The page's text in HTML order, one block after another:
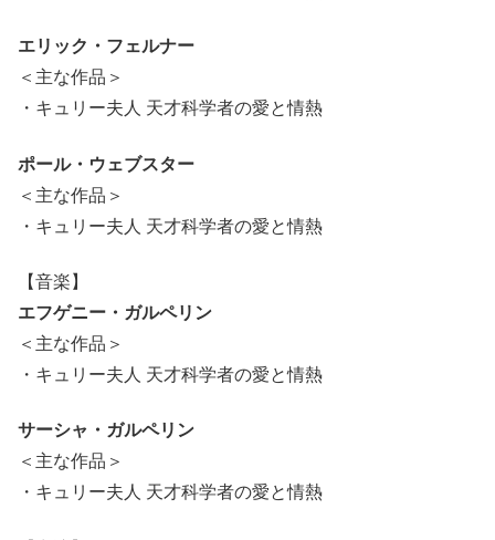
エリック・フェルナー
＜主な作品＞
・キュリー夫人 天才科学者の愛と情熱
ポール・ウェブスター
＜主な作品＞
・キュリー夫人 天才科学者の愛と情熱
【音楽】
エフゲニー・ガルペリン
＜主な作品＞
・キュリー夫人 天才科学者の愛と情熱
サーシャ・ガルペリン
＜主な作品＞
・キュリー夫人 天才科学者の愛と情熱